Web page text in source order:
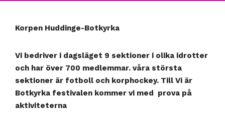
Korpen Huddinge-Botkyrka
Vi bedriver i dagsläget 9 sektioner i olika idrotter
och har över 700 medlemmar. våra största
sektioner är fotboll och korphockey. Till Vi är
Botkyrka festivalen kommer vi med prova på
aktiviteterna